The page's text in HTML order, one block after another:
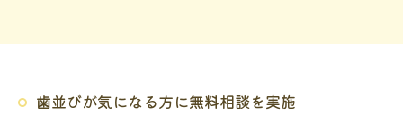
歯並びが気になる方に無料相談を実施